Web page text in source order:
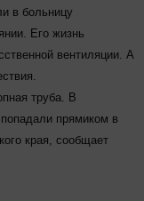
в больницу
Его жизнь
вентиляции. А
труба. В
попадали прямиком в
края, сообщает